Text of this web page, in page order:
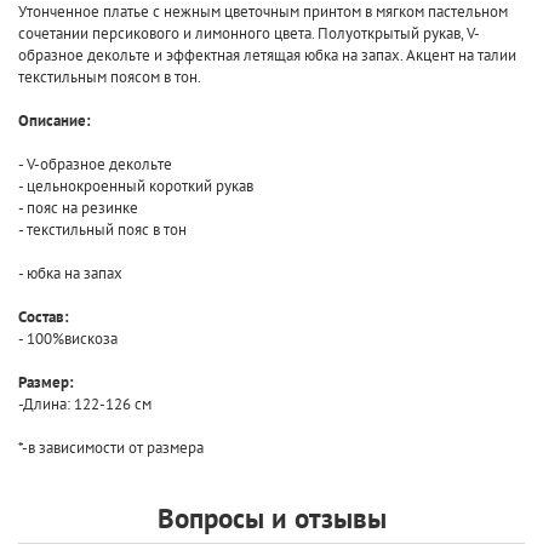
Утонченное платье с нежным цветочным принтом в мягком пастельном
сочетании персикового и лимонного цвета. Полуоткрытый рукав, V-
образное декольте и эффектная летящая юбка на запах. Акцент на талии
текстильным поясом в тон.
Описание:
- V-образное декольте
- цельнокроенный короткий рукав
- пояс на резинке
- текстильный пояс в тон
- юбка на запах
Состав:
- 100%вискоза
Размер:
-Длина: 122-126 см
*-в зависимости от размера
Вопросы и отзывы